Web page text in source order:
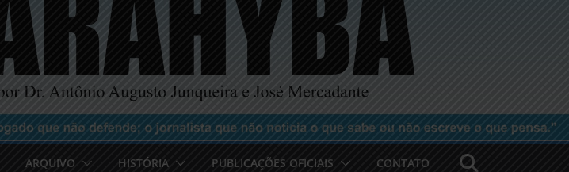
ARQUIVO HISTÓRIA PUBLICAÇÕES OFICIAIS CONTATO